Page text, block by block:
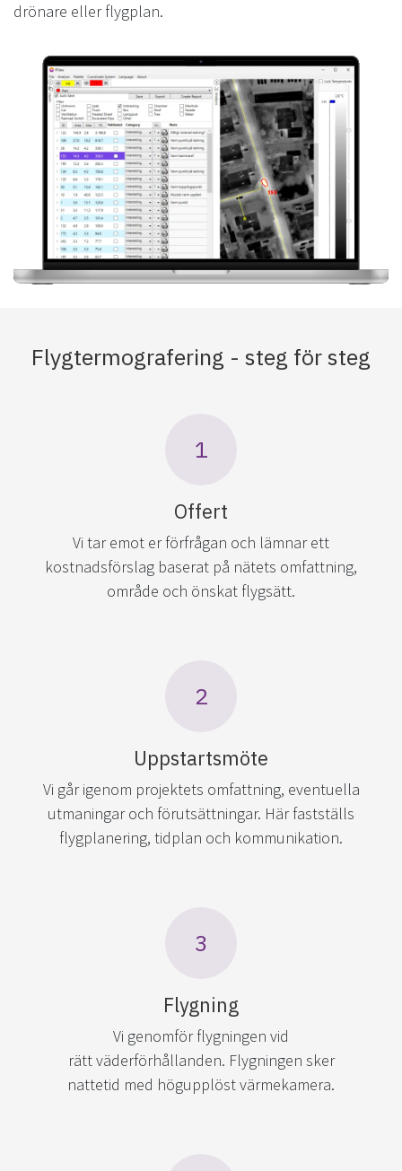
drönare eller flygplan.
Flygtermografering - steg för steg
1
Offert
Vi tar emot er förfrågan och lämnar ett
kostnadsförslag baserat på nätets omfattning,
område och önskat flygsätt.
2
Uppstartsmöte
Vi går igenom projektets omfattning, eventuella
utmaningar och förutsättningar. Här fastställs
flygplanering, tidplan och kommunikation.
3
Flygning
Vi genomför flygningen vid
rätt väderförhållanden. Flygningen sker
nattetid med högupplöst värmekamera.